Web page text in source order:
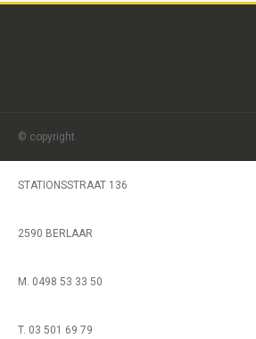
© copyright
STATIONSSTRAAT 136
2590 BERLAAR
M. 0498 53 33 50
T. 03 501 69 79